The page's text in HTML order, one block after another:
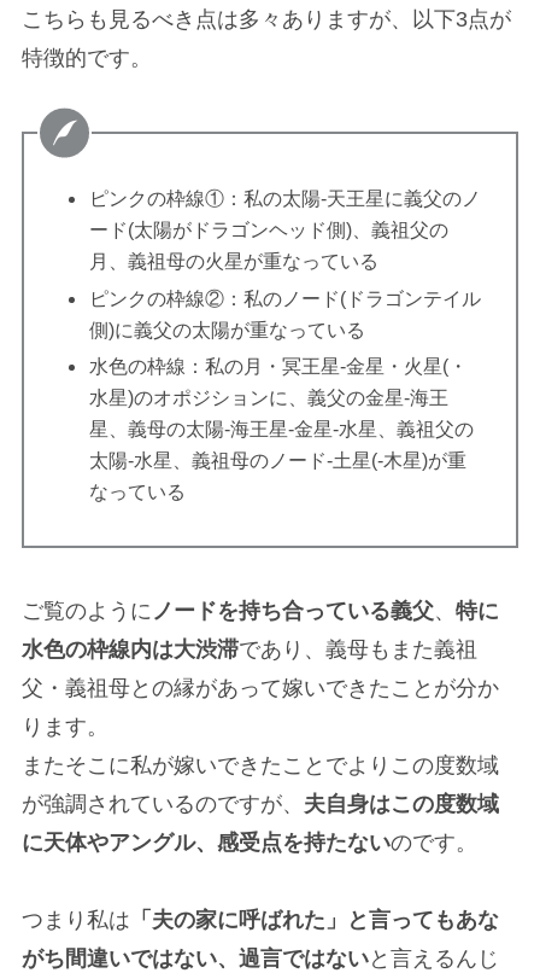
こちらも見るべき点は多々ありますが、以下3点が
特徴的です。
ピンクの枠線①：私の太陽-天王星に義父のノ
ード(太陽がドラゴンヘッド側)、義祖父の
月、義祖母の火星が重なっている
ピンクの枠線②：私のノード(ドラゴンテイル
側)に義父の太陽が重なっている
水色の枠線：私の月・冥王星-金星・火星(・
水星)のオポジションに、義父の金星-海王
星、義母の太陽-海王星-金星-水星、義祖父の
太陽-水星、義祖母のノード-土星(-木星)が重
なっている
ご覧のように ノードを持ち合っている義父、 特に
水色の枠線内は大渋滞であり、義母もまた義祖
父・義祖母との縁があって嫁いできたことが分か
ります。
またそこに私が嫁いできたことでよりこの度数域
が強調されているのですが、 夫自身はこの度数域
に天体やアングル、感受点を持たないのです。
つまり私は 「夫の家に呼ばれた」と言ってもあな
がち間違いではない、過言ではないと言えるんじ